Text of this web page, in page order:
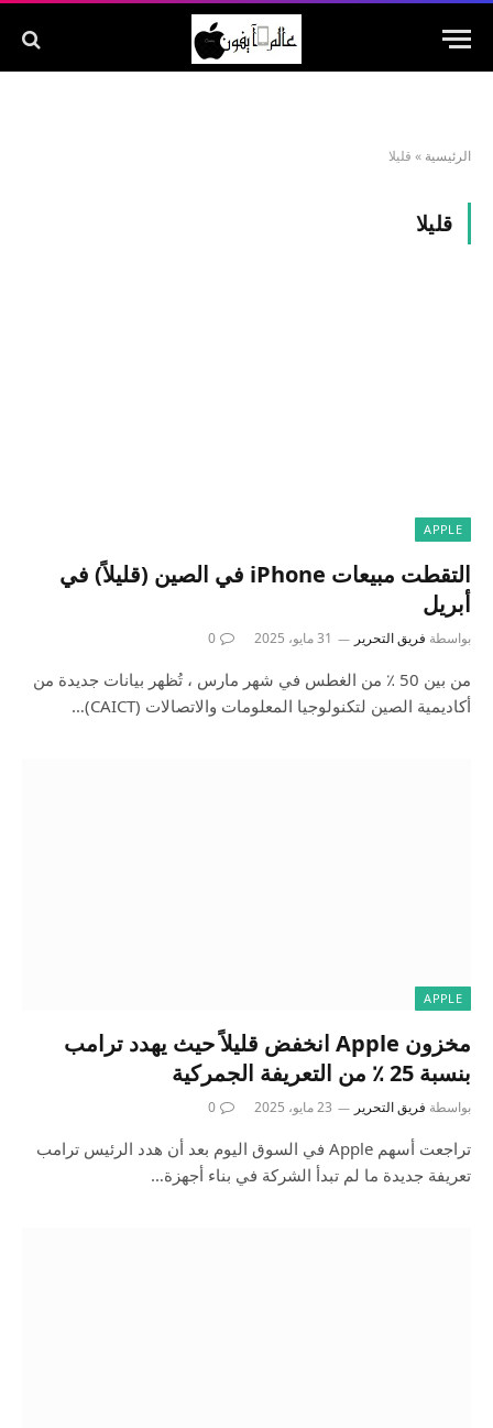
الرئيسية » قليلا
قليلا
APPLE
التقطت مبيعات iPhone في الصين (قليلاً) في
أبريل
بواسطة فريق التحرير 31 مايو، 2025 0
من بين 50 ٪ من الغطس في شهر مارس ، تُظهر بيانات جديدة من
أكاديمية الصين لتكنولوجيا المعلومات والاتصالات (CAICT)…
APPLE
مخزون Apple انخفض قليلاً حيث يهدد ترامب
بنسبة 25 ٪ من التعريفة الجمركية
بواسطة فريق التحرير 23 مايو، 2025 0
تراجعت أسهم Apple في السوق اليوم بعد أن هدد الرئيس ترامب
تعريفة جديدة ما لم تبدأ الشركة في بناء أجهزة…